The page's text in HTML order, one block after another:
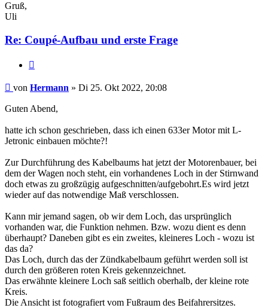
Gruß,
Uli
Re: Coupé-Aufbau und erste Frage
von Hermann » Di 25. Okt 2022, 20:08
Guten Abend,
hatte ich schon geschrieben, dass ich einen 633er Motor mit L-
Jetronic einbauen möchte?!
Zur Durchführung des Kabelbaums hat jetzt der Motorenbauer, bei
dem der Wagen noch steht, ein vorhandenes Loch in der Stirnwand
doch etwas zu großzügig aufgeschnitten/aufgebohrt.Es wird jetzt
wieder auf das notwendige Maß verschlossen.
Kann mir jemand sagen, ob wir dem Loch, das ursprünglich
vorhanden war, die Funktion nehmen. Bzw. wozu dient es denn
überhaupt? Daneben gibt es ein zweites, kleineres Loch - wozu ist
das da?
Das Loch, durch das der Zündkabelbaum geführt werden soll ist
durch den größeren roten Kreis gekennzeichnet.
Das erwähnte kleinere Loch saß seitlich oberhalb, der kleine rote
Kreis.
Die Ansicht ist fotografiert vom Fußraum des Beifahrersitzes.